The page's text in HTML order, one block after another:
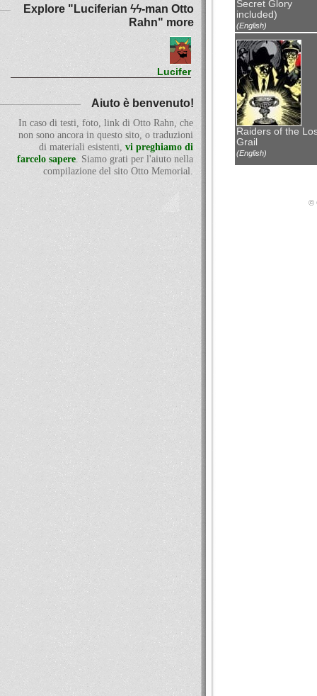
Secret Glory
included)
(English)
Raiders of the
Grail
(English)
Explore "Luciferian ϟϟ-man Otto
Rahn" more
Lucifer
Aiuto è benvenuto!
In caso di testi, foto, link di Otto Rahn, che
non sono ancora in questo sito, o traduzioni
di materiali esistenti, vi preghiamo di
farcelo sapere. Siamo grati per l'aiuto nella
compilazione del sito Otto Memorial.
©